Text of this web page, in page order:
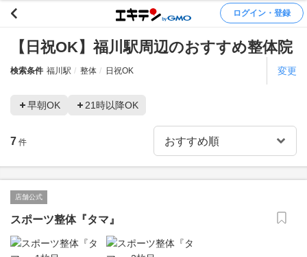
ログイン・登録
【日祝OK】福川駅周辺のおすすめ整体院
検索条件 福川駅 整体 日祝OK 変更
早朝OK 21時以降OK
7 件
店舗公式
スポーツ整体『タマ』